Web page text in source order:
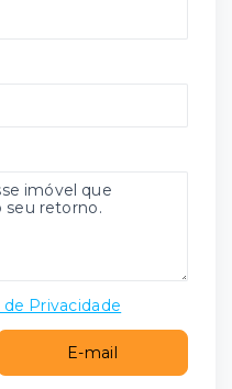
Privacidade
E-mail